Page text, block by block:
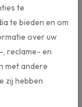
te stofzuigen.
komen de garen
van vlekken zijn
intensief
te
te bieden en om
over uw
, reclame- en
met andere
zij hebben